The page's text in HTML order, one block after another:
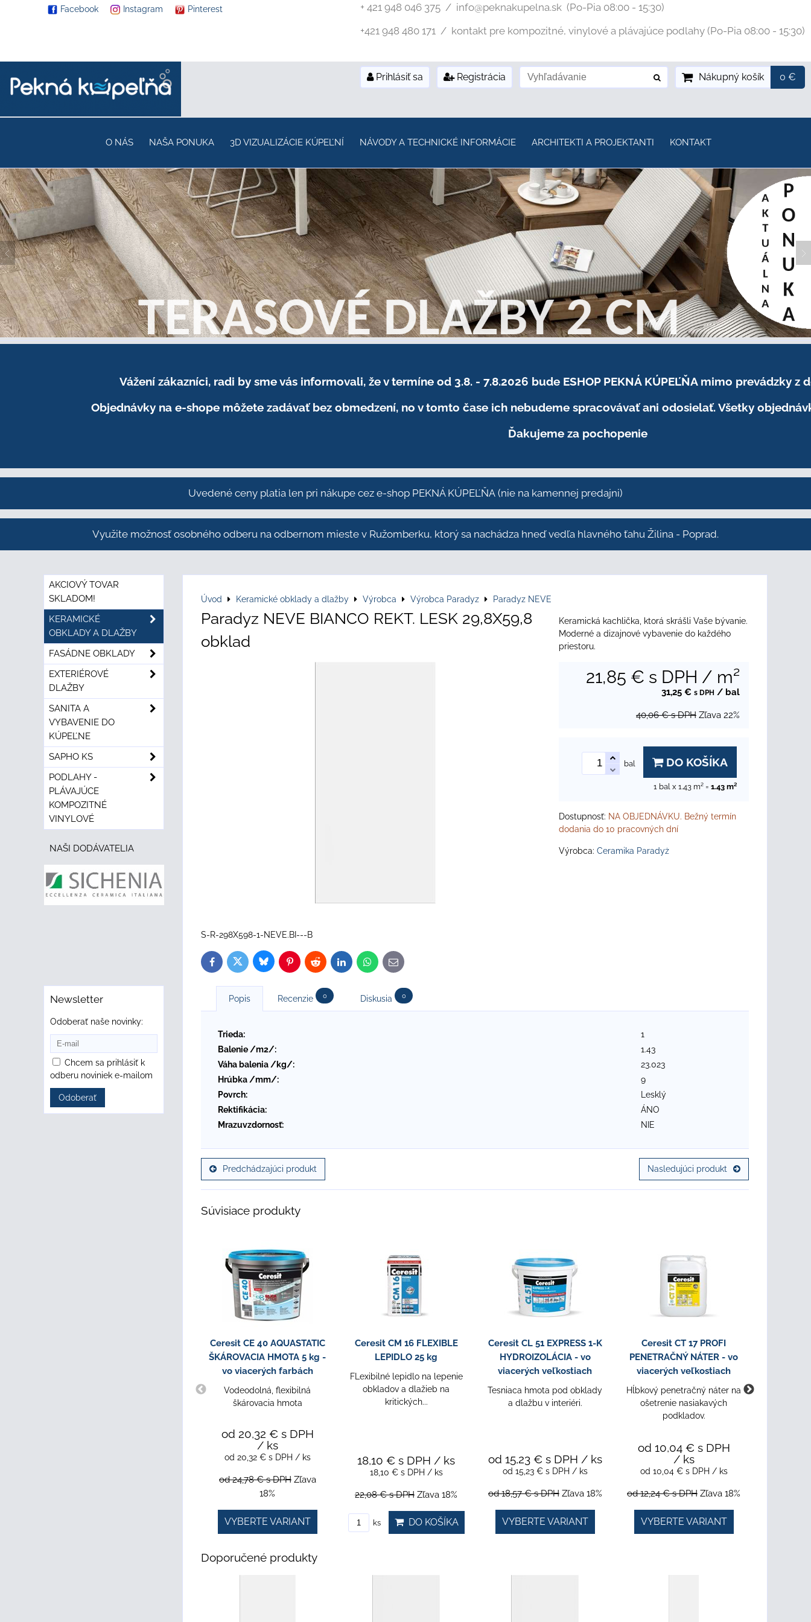
Facebook Instagram Pinterest + 421 948 046 375 / info@peknakupelna.sk (Po-Pia 08:00 - 15:30)
+421 948 480 171 / kontakt pre kompozitné, vinylové a plávajúce podlahy (Po-Pia 08:00 - 15:30)
Prihlásiť sa Registrácia Nákupný košík 0 €
O NÁS NAŠA PONUKA 3D VIZUALIZÁCIE KÚPEĽNÍ NÁVODY A TECHNICKÉ INFORMÁCIE ARCHITEKTI A PROJEKTANTI KONTAKT
Vážení zákazníci, radi by sme vás informovali, že v termíne od 3.8. - 7.8.2026 bude ESHOP PEKNÁ KÚPEĽŇA mimo prevádzky z
Objednávky na e-shope môžete zadávať bez obmedzení, no v tomto čase ich nebudeme spracovávať ani odosielať. Všetky
Ďakujeme za pochopenie
Uvedené ceny platia len pri nákupe cez e-shop PEKNÁ KÚPEĽŇA (nie na kamennej predajni)
Využite možnosť osobného odberu na odbernom mieste v Ružomberku, ktorý sa nachádza hneď vedľa hlavného ťahu Žilina - Poprad.
Úvod Keramické obklady a dlažby Výrobca Výrobca Paradyz Paradyz NEVE
Paradyz NEVE BIANCO REKT. LESK 29,8X59,8
obklad
Keramická kachlička, ktorá skrášli Vaše bývanie.
Moderné a dizajnové vybavenie do každého
priestoru.
21,85 € s DPH / m²
31,25 € s DPH / bal
40,06 € s DPH Zľava 22%
bal DO KOŠÍKA
1 bal x 1.43 m² = 1.43 m²
Dostupnosť: NA OBJEDNÁVKU. Bežný termín
dodania do 10 pracovných dní
Výrobca: Ceramika Paradyż
S-R-298X598-1-NEVE.BI---B
FacebookTwitterBlueskyPinterestReddit LinkedInWhatsApp
E-
mail
Popis Recenzie 0 Diskusia 0
Trieda:
1
Balenie /m2/:
1.43
Váha balenia /kg/:
23.023
Hrúbka /mm/:
9
Povrch:
Lesklý
Rektifikácia:
ÁNO
Mrazuvzdornosť:
NIE
Predchádzajúci produkt Nasledujúci produkt
Súvisiace produkty
Ceresit CE 40 AQUASTATIC
ŠKÁROVACIA HMOTA 5 kg -
vo viacerých farbách
Vodeodolná, flexibilná
škárovacia hmota
od 20,32 € s DPH
/ ks
od 20,32 € s DPH / ks
od 24,78 €s DPH Zľava
18%
VYBERTE VARIANT
Ceresit CM 16 FLEXIBLE
LEPIDLO 25 kg
FLexibilné lepidlo na lepenie
obkladov a dlažieb na
kritických...
18,10 € s DPH / ks
18,10 € s DPH / ks
22,08 €s DPH Zľava 18%
ks DO KOŠÍKA
Ceresit CL 51 EXPRESS 1-K
HYDROIZOLÁCIA - vo
viacerých veľkostiach
Tesniaca hmota pod obklady
a dlažbu v interiéri.
od 15,23 € s DPH / ks
od 15,23 € s DPH / ks
od 18,57 €s DPH Zľava 18%
VYBERTE VARIANT
Ceresit CT 17 PROFI
PENETRAČNÝ NÁTER - vo
viacerých veľkostiach
Hĺbkový penetračný náter na
ošetrenie nasiakavých
podkladov.
od 10,04 € s DPH
/ ks
od 10,04 € s DPH / ks
od 12,24 €s DPH Zľava 18%
VYBERTE VARIANT
Doporučené produkty
AKCIOVÝ TOVAR
SKLADOM!
KERAMICKÉ
OBKLADY A DLAŽBY
FASÁDNE OBKLADY
EXTERIÉROVÉ
DLAŽBY
SANITA A
VYBAVENIE DO
KÚPEĽNE
SAPHO KS
PODLAHY -
PLÁVAJÚCE
KOMPOZITNÉ
VINYLOVÉ
NAŠI DODÁVATELIA
Newsletter
Odoberať naše novinky:
Chcem sa prihlásiť k
odberu noviniek e-mailom
Odoberať